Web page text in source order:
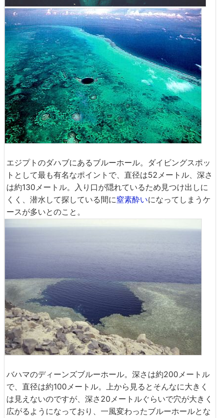
エジプトのダハブにあるブルーホール。ダイビングスポッ
トとして最も有名なポイントで、直径は52メートル、深さ
は約130メートル。入り口が隠れているため見つけ出しに
くく、潜水して探している間に窒素酔いになってしまうケ
ースが多いとのこと。
バハマのディーンズブルーホール。深さは約200メートル
で、直径は約100メートル。上から見るとそんなに大きく
は見えないのですが、深さ20メートルぐらいで穴が大きく
広がるようになっており、一風変わったブルーホールとな